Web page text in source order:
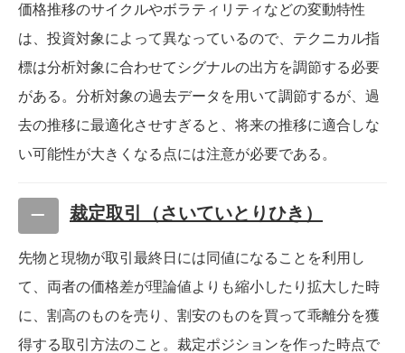
価格推移のサイクルやボラティリティなどの変動特性
は、投資対象によって異なっているので、テクニカル指
標は分析対象に合わせてシグナルの出方を調節する必要
がある。分析対象の過去データを用いて調節するが、過
去の推移に最適化させすぎると、将来の推移に適合しな
い可能性が大きくなる点には注意が必要である。
裁定取引（さいていとりひき）
先物と現物が取引最終日には同値になることを利用し
て、両者の価格差が理論値よりも縮小したり拡大した時
に、割高のものを売り、割安のものを買って乖離分を獲
得する取引方法のこと。裁定ポジションを作った時点で